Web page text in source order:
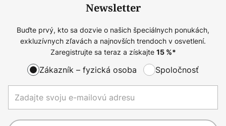
Newsletter
Buďte prvý, kto sa dozvie o našich špeciálnych ponukách,
exkluzívnych zľavách a najnovších trendoch v osvetlení.
Zaregistrujte sa teraz a získajte 15%*
Zákazník – fyzická osoba Spoločnosť